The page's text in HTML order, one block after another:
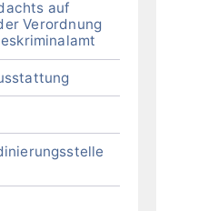
auf
Verordnung